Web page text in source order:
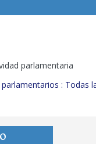
parlamentaria
: Todas